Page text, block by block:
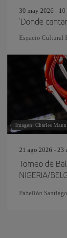
30 may 2026 - 10
'Donde
Espacio Cultural
Imagen: Charles Mann
21 ago 2026 - 23
Torneo de
NIGERIA/
Pabellón